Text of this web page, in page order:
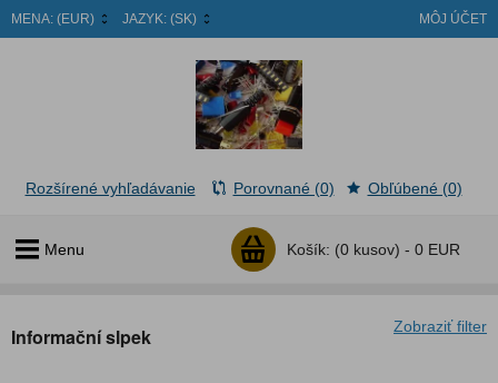
MENA: (EUR) JAZYK: (SK) MÔJ ÚČET
Menu Košík: (0 kusov) - 0 EUR
Rozšírené vyhľadávanie Porovnané (0) Obľúbené (0)
Zobraziť filter
Informační slpek